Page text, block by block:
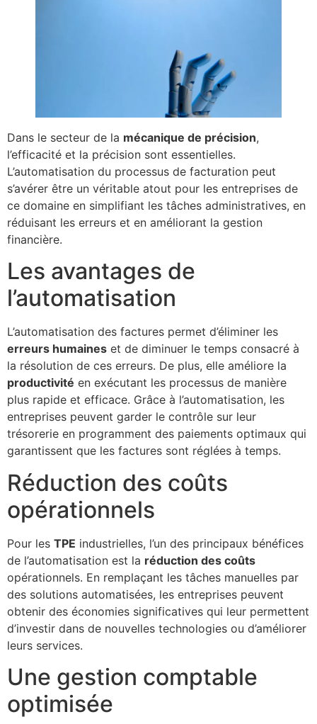
Dans le secteur de la mécanique de précision,
l’efficacité et la précision sont essentielles.
L’automatisation du processus de facturation peut
s’avérer être un véritable atout pour les entreprises de
ce domaine en simplifiant les tâches administratives, en
réduisant les erreurs et en améliorant la gestion
financière.
Les avantages de
l’automatisation
L’automatisation des factures permet d’éliminer les
erreurs humaines et de diminuer le temps consacré à
la résolution de ces erreurs. De plus, elle améliore la
productivité en exécutant les processus de manière
plus rapide et efficace. Grâce à l’automatisation, les
entreprises peuvent garder le contrôle sur leur
trésorerie en programment des paiements optimaux qui
garantissent que les factures sont réglées à temps.
Réduction des coûts
opérationnels
Pour les TPE industrielles, l’un des principaux bénéfices
de l’automatisation est la réduction des coûts
opérationnels. En remplaçant les tâches manuelles par
des solutions automatisées, les entreprises peuvent
obtenir des économies significatives qui leur permettent
d’investir dans de nouvelles technologies ou d’améliorer
leurs services.
Une gestion comptable
optimisée